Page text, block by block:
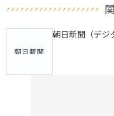
朝日新聞（デジ